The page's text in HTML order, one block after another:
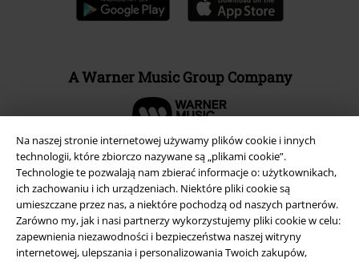
Na naszej stronie internetowej używamy plików cookie i innych
technologii, które zbiorczo nazywane są „plikami cookie”.
Technologie te pozwalają nam zbierać informacje o: użytkownikach,
ich zachowaniu i ich urządzeniach. Niektóre pliki cookie są
umieszczane przez nas, a niektóre pochodzą od naszych partnerów.
Zarówno my, jak i nasi partnerzy wykorzystujemy pliki cookie w celu:
zapewnienia niezawodności i bezpieczeństwa naszej witryny
internetowej, ulepszania i personalizowania Twoich zakupów,
A Warner Music Group Company